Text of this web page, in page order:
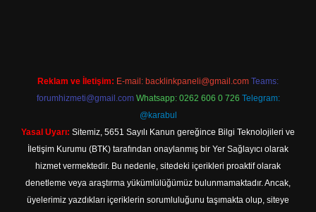
Reklam ve İletişim: E-mail: backlinkpaneli@gmail.com Teams:
forumhizmeti@gmail.com Whatsapp: 0262 606 0 726 Telegram:
@karabul
Yasal Uyarı: Sitemiz, 5651 Sayılı Kanun gereğince Bilgi Teknolojileri ve
İletişim Kurumu (BTK) tarafından onaylanmış bir Yer Sağlayıcı olarak
hizmet vermektedir. Bu nedenle, sitedeki içerikleri proaktif olarak
denetleme veya araştırma yükümlülüğümüz bulunmamaktadır. Ancak,
üyelerimiz yazdıkları içeriklerin sorumluluğunu taşımakta olup, siteye